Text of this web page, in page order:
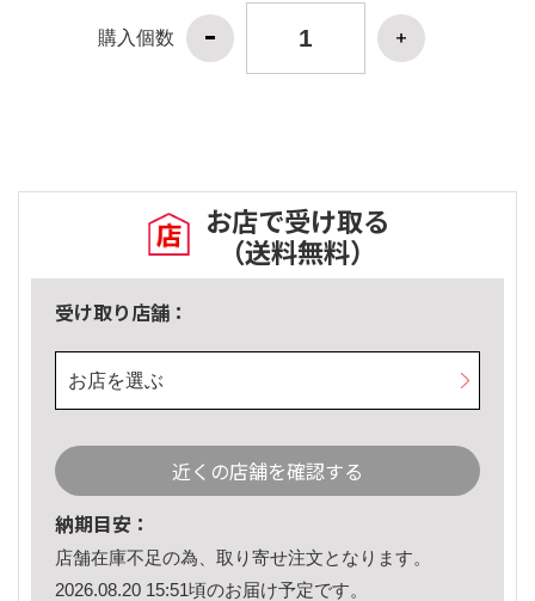
購入個数
お店で受け取る
（送料無料）
受け取り店舗：
お店を選ぶ
近くの店舗を確認する
納期目安：
店舗在庫不足の為、取り寄せ注文となります。
2026.08.20 15:51頃のお届け予定です。